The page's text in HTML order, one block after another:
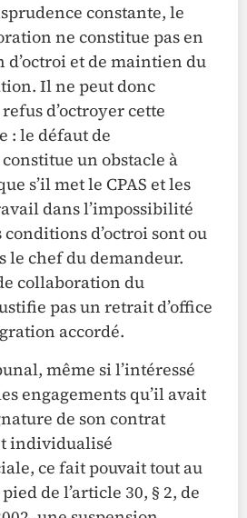
constante, le
ne constitue pas en
d’octroi et de maintien du
Il ne peut donc
d’octroyer cette
: le défaut de
un obstacle à
s’il met le CPAS et les
dans l’impossibilité
conditions d’octroi sont ou
le chef du demandeur.
collaboration du
pas un retrait d’office
accordé.
même si l’intéressé
engagements qu’il avait
de son contrat
individualisé
ce fait pouvait tout au
de l’article 30, § 2, de